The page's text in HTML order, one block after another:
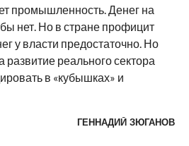
промышленность. Денег на
нет. Но в стране профицит
у власти предостаточно. Но
развитие реального сектора
в «кубышках» и
ГЕННАДИЙ ЗЮГАНОВ